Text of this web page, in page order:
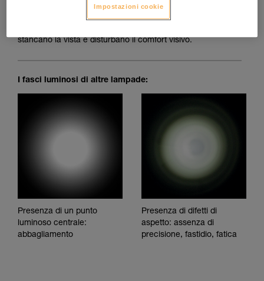
Fascio luminoso perfettamente omogeneo: niente macchie
stancano la vista e disturbano il comfort visivo.
I fasci luminosi di altre lampade:
Presenza di un punto
luminoso centrale:
abbagliamento
Presenza di difetti di
aspetto: assenza di
precisione, fastidio, fatica
Impostazioni cookie